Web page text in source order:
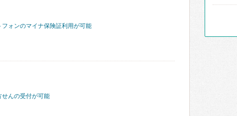
フォンのマイナ保険証利用が可能
せんの受付が可能